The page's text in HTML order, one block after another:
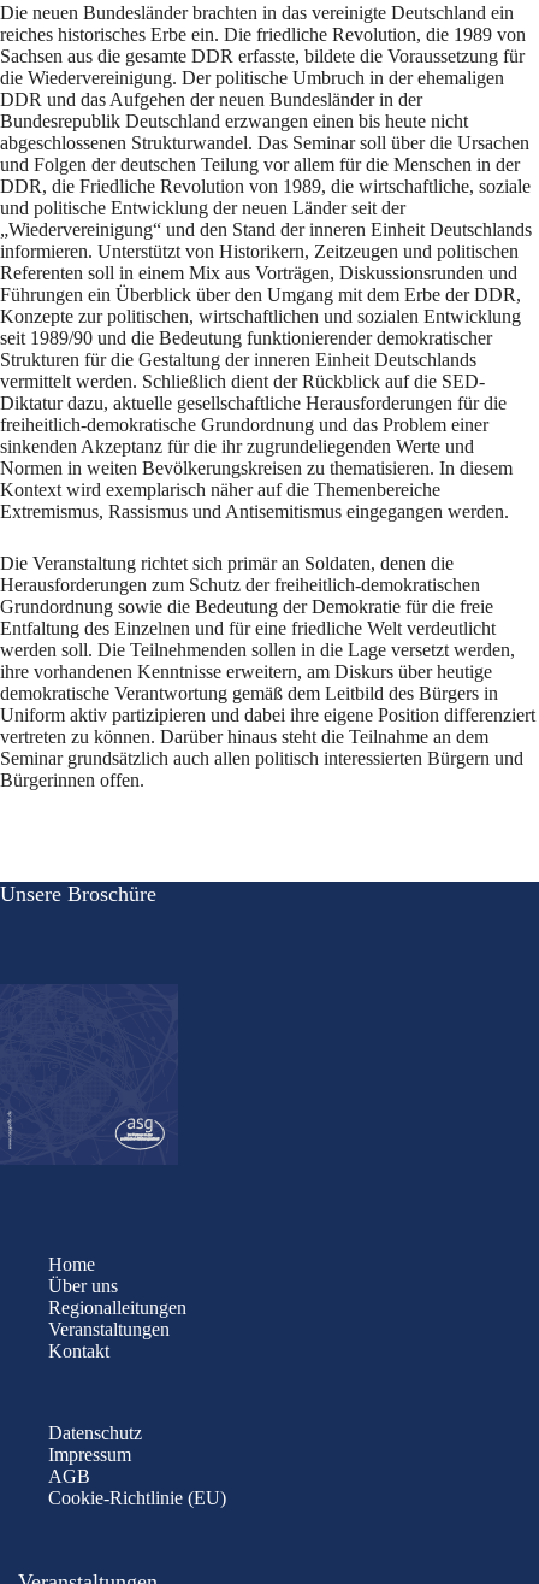
Die neuen Bundesländer brachten in das vereinigte Deutschland ein
reiches historisches Erbe ein. Die friedliche Revolution, die 1989 von
Sachsen aus die gesamte DDR erfasste, bildete die Voraussetzung für
die Wiedervereinigung. Der politische Umbruch in der ehemaligen
DDR und das Aufgehen der neuen Bundesländer in der
Bundesrepublik Deutschland erzwangen einen bis heute nicht
abgeschlossenen Strukturwandel. Das Seminar soll über die Ursachen
und Folgen der deutschen Teilung vor allem für die Menschen in der
DDR, die Friedliche Revolution von 1989, die wirtschaftliche, soziale
und politische Entwicklung der neuen Länder seit der
„Wiedervereinigung“ und den Stand der inneren Einheit Deutschlands
informieren. Unterstützt von Historikern, Zeitzeugen und politischen
Referenten soll in einem Mix aus Vorträgen, Diskussionsrunden und
Führungen ein Überblick über den Umgang mit dem Erbe der DDR,
Konzepte zur politischen, wirtschaftlichen und sozialen Entwicklung
seit 1989/90 und die Bedeutung funktionierender demokratischer
Strukturen für die Gestaltung der inneren Einheit Deutschlands
vermittelt werden. Schließlich dient der Rückblick auf die SED-
Diktatur dazu, aktuelle gesellschaftliche Herausforderungen für die
freiheitlich-demokratische Grundordnung und das Problem einer
sinkenden Akzeptanz für die ihr zugrundeliegenden Werte und
Normen in weiten Bevölkerungskreisen zu thematisieren. In diesem
Kontext wird exemplarisch näher auf die Themenbereiche
Extremismus, Rassismus und Antisemitismus eingegangen werden.
Die Veranstaltung richtet sich primär an Soldaten, denen die
Herausforderungen zum Schutz der freiheitlich-demokratischen
Grundordnung sowie die Bedeutung der Demokratie für die freie
Entfaltung des Einzelnen und für eine friedliche Welt verdeutlicht
werden soll. Die Teilnehmenden sollen in die Lage versetzt werden,
ihre vorhandenen Kenntnisse erweitern, am Diskurs über heutige
demokratische Verantwortung gemäß dem Leitbild des Bürgers in
Uniform aktiv partizipieren und dabei ihre eigene Position differenziert
vertreten zu können. Darüber hinaus steht die Teilnahme an dem
Seminar grundsätzlich auch allen politisch interessierten Bürgern und
Bürgerinnen offen.
Unsere Broschüre
Home
Über uns
Regionalleitungen
Veranstaltungen
Kontakt
Datenschutz
Impressum
AGB
Cookie-Richtlinie (EU)